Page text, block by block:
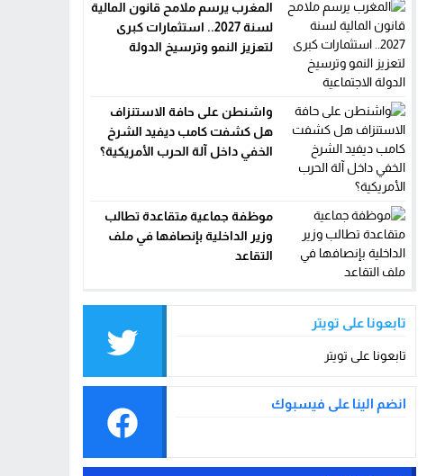
المغرب يرسم ملامح قانون المالية
لسنة 2027.. استثمارات كبرى
لتعزيز النمو وترسيخ الدولة
واشنطن على حافة الاستنزاف
هل كشفت كامب ديفيد الشرخ
الخفي داخل آلة الحرب الأمريكية؟
موظفة جماعية متقاعدة تطالب
وزير الداخلية بإنصافها في ملف
التقاعد
تابعونا على تويتر
تابعونا على تويتر
انضم الينا على فيسبوك